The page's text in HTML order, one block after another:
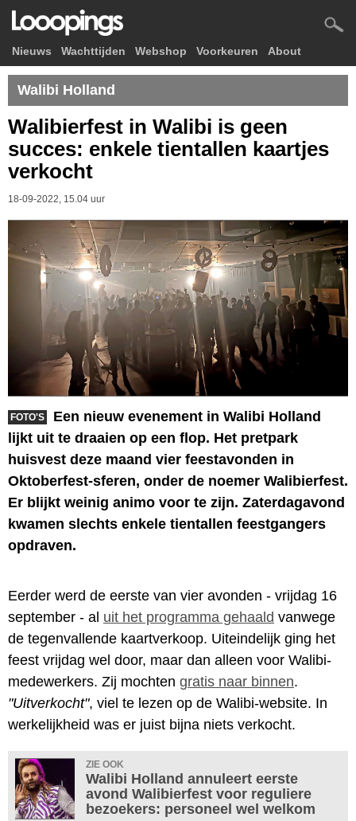
Nieuws Wachttijden Webshop Voorkeuren About
Walibi Holland
Walibierfest in Walibi is geen
succes: enkele tientallen kaartjes
verkocht
18-09-2022, 15.04 uur
FOTO'S
Een nieuw evenement in Walibi Holland
lijkt uit te draaien op een flop. Het pretpark
huisvest deze maand vier feestavonden in
Oktoberfest-sferen, onder de noemer Walibierfest.
Er blijkt weinig animo voor te zijn. Zaterdagavond
kwamen slechts enkele tientallen feestgangers
opdraven.
Eerder werd de eerste van vier avonden - vrijdag 16
september - al uit het programma gehaald vanwege
de tegenvallende kaartverkoop. Uiteindelijk ging het
feest vrijdag wel door, maar dan alleen voor Walibi-
medewerkers. Zij mochten gratis naar binnen.
"Uitverkocht", viel te lezen op de Walibi-website. In
werkelijkheid was er juist bijna niets verkocht.
ZIE OOK
Walibi Holland annuleert eerste
avond Walibierfest voor reguliere
bezoekers: personeel wel welkom